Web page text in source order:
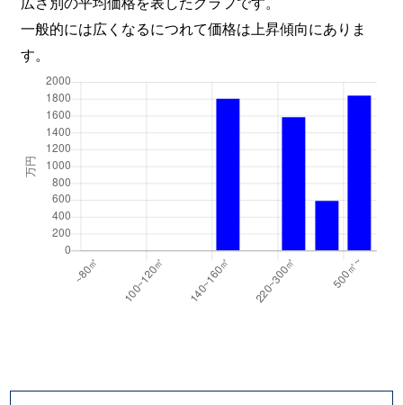
一般的には広くなるにつれて価格は上昇傾向にありま
す。